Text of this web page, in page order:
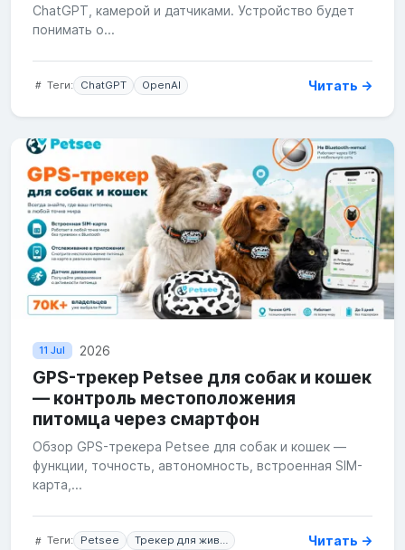
ChatGPT, камерой и датчиками. Устройство будет
понимать о...
Теги: ChatGPT OpenAI Читать →
11 Jul 2026
GPS-трекер Petsee для собак и кошек
— контроль местоположения
питомца через смартфон
Обзор GPS-трекера Petsee для собак и кошек —
функции, точность, автономность, встроенная SIM-
карта,...
Теги: Petsee Трекер для животных Читать →